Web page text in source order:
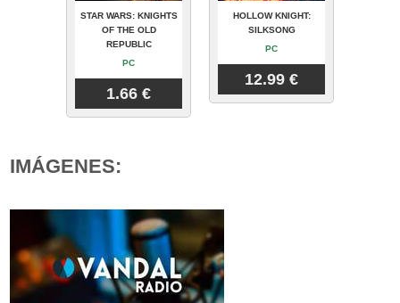
STAR WARS: KNIGHTS
OF THE OLD
REPUBLIC
PC
1.66 €
HOLLOW KNIGHT:
SILKSONG
PC
12.99 €
IMÁGENES: